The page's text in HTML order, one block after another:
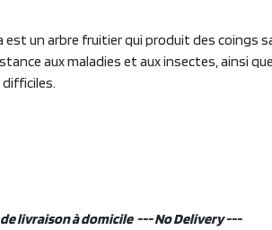
est un arbre fruitier qui produit des coings
aux maladies et aux insectes, ainsi
livraison à domicile --- No Delivery ---